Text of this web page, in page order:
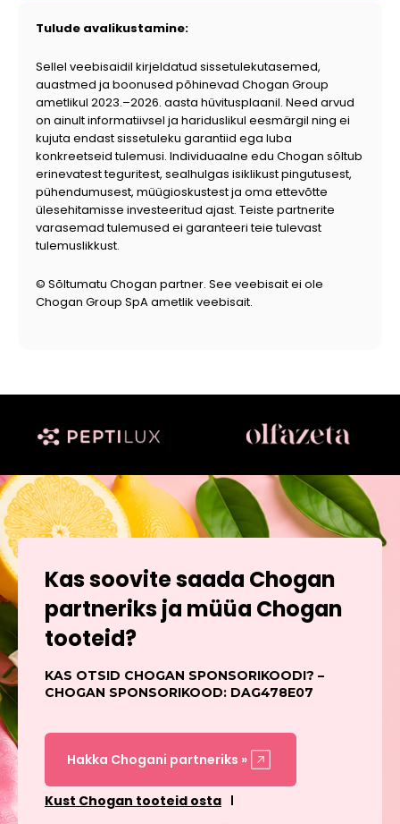
Tulude avalikustamine:
Sellel veebisaidil kirjeldatud sissetulekutasemed,
auastmed ja boonused põhinevad Chogan Group
ametlikul 2023.–2026. aasta hüvitusplaanil. Need arvud
on ainult informatiivsel ja hariduslikul eesmärgil ning ei
kujuta endast sissetuleku garantiid ega luba
konkreetseid tulemusi. Individuaalne edu Chogan sõltub
erinevatest teguritest, sealhulgas isiklikust pingutusest,
pühendumusest, müügioskustest ja oma ettevõtte
ülesehitamisse investeeritud ajast. Teiste partnerite
varasemad tulemused ei garanteeri teie tulevast
tulemuslikkust.
© Sõltumatu Chogan partner. See veebisait ei ole
Chogan Group SpA ametlik veebisait.
Kas soovite saada Chogan
partneriks ja müüa Chogan
tooteid?
KAS OTSID CHOGAN SPONSORIKOODI? –
CHOGAN SPONSORIKOOD: DAG478E07
Hakka Chogani partneriks »
Kust Chogan tooteid osta